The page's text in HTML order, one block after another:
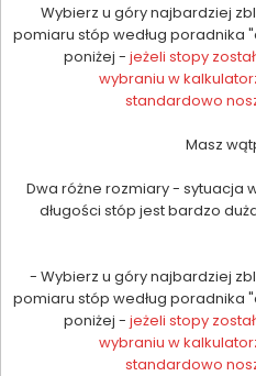
Wybierz u góry najbardziej
pomiaru stóp według poradnika
poniżej - jeżeli stopy
wybraniu w
standardowo
Masz
Dwa różne rozmiary - sytuacja
długości stóp jest bardzo
- Wybierz u góry najbardziej
pomiaru stóp według poradnika
poniżej - jeżeli stopy
wybraniu w
standardowo